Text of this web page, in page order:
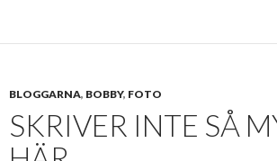
BLOGGARNA, BOBBY, FOTO
SKRIVER INTE SÅ